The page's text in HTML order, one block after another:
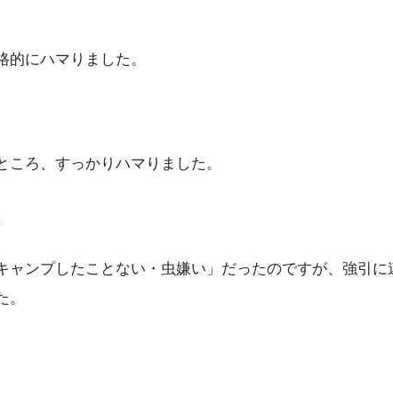
にハマりました。
ろ、すっかりハマりました。
ンプしたことない・虫嫌い」だったのですが、強引